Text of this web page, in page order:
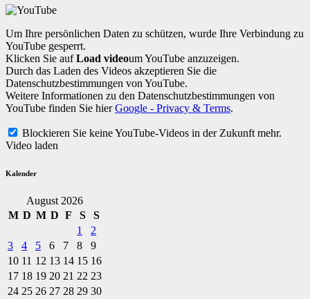
Um Ihre persönlichen Daten zu schützen, wurde Ihre Verbindung zu
YouTube gesperrt.
Klicken Sie aufLoad videoum YouTube anzuzeigen.
Durch das Laden des Videos akzeptieren Sie die
Datenschutzbestimmungen von YouTube.
Weitere Informationen zu den Datenschutzbestimmungen von
YouTube finden Sie hierGoogle - Privacy & Terms.
Blockieren Sie keine YouTube-Videos in der Zukunft mehr.
Video laden
Kalender
August 2026
M D M D F S
S
1
2
3
4 5 6 7 8
9
10 11 12 13 14 15 16
17 18 19 20 21 22 23
24 25 26 27 28 29 30